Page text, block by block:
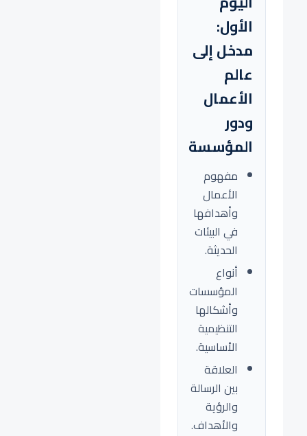
الأول:
مدخل إلى
عالم
الأعمال
ودور
المؤسسة
مفهوم
الأعمال
وأهدافها
في البيئات
الحديثة.
أنواع
المؤسسات
وأشكالها
التنظيمية
الأساسية.
العلاقة
بين الرسالة
والرؤية
والأهداف.